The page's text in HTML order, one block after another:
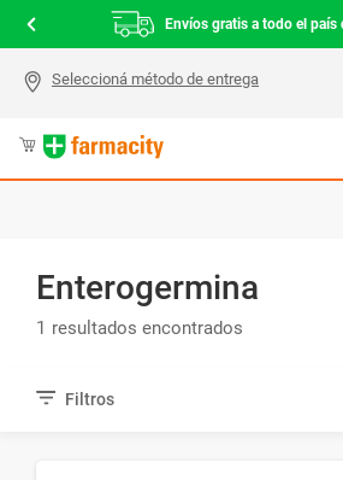
Envíos gratis a todo el país
Enterogermina
1